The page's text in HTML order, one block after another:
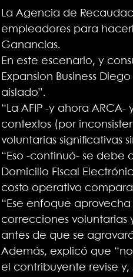
La Agencia de
empleadores para
Ganancias.
En este escenario, y
Expansion Business
aislado”.
“La AFIP -y ahora
contextos (por
voluntarias significativas
“Eso -continuó- se debe
Domicilio Fiscal
costo operativo
“Ese enfoque
correcciones voluntarias
antes de que se
Además, explicó que
el contribuyente revise